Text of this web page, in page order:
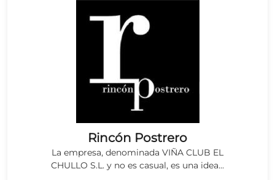
Rincón Postrero
La empresa, denominada VIÑA CLUB EL
CHULLO S.L. y no es casual, es una idea...